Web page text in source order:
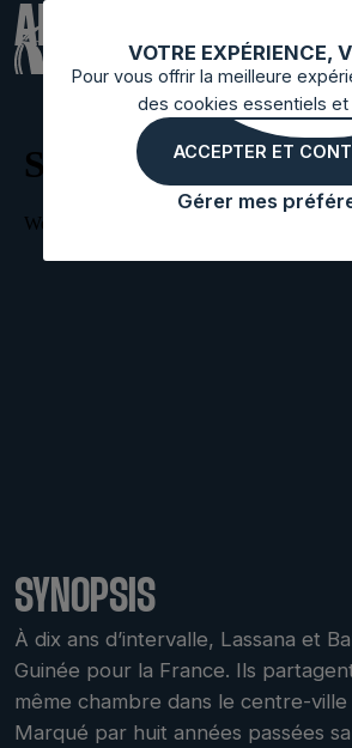
VOTRE EXPÉRIENCE,
Pour vous offrir la meilleure
des cookies essentiels et
ACCEPTER ET
Gérer mes
ALIAS
SYNOPSIS
À dix ans d’intervalle, Lassana et
Guinée pour la France. Ils
même chambre dans le centre-
Marqué par huit années passées